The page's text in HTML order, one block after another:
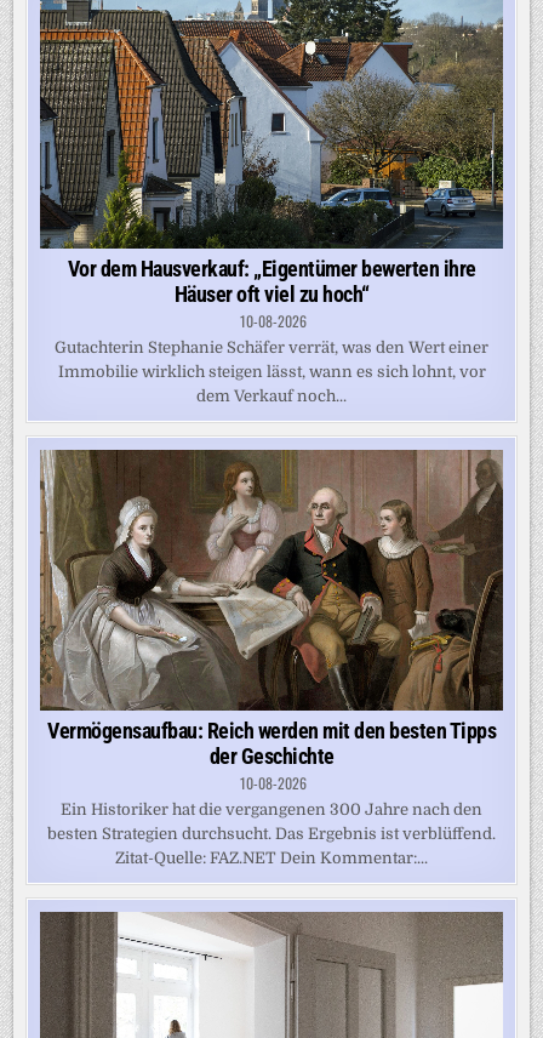
Vor dem Hausverkauf: „Eigentümer bewerten ihre
Häuser oft viel zu hoch“
10-08-2026
Gutachterin Stephanie Schäfer verrät, was den Wert einer
Immobilie wirklich steigen lässt, wann es sich lohnt, vor
dem Verkauf noch...
Vermögensaufbau: Reich werden mit den besten Tipps
der Geschichte
10-08-2026
Ein Historiker hat die vergangenen 300 Jahre nach den
besten Strategien durchsucht. Das Ergebnis ist verblüffend.
Zitat-Quelle: FAZ.NET Dein Kommentar:...